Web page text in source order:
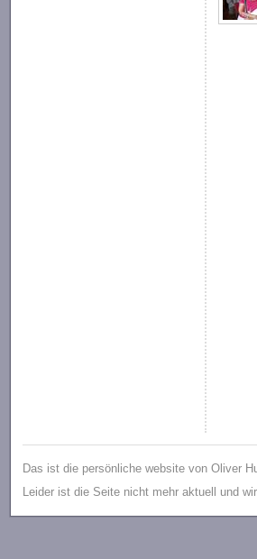
Das ist die persönliche website von Oliver
Leider ist die Seite nicht mehr aktuell und